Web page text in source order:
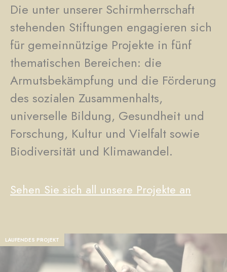
Die unter unserer Schirmherrschaft
stehenden Stiftungen engagieren sich
für gemeinnützige Projekte in fünf
thematischen Bereichen: die
Armutsbekämpfung und die Förderung
des sozialen Zusammenhalts,
universelle Bildung, Gesundheit und
Forschung, Kultur und Vielfalt sowie
Biodiversität und Klimawandel.
Sehen Sie sich all unsere Projekte an
LAUFENDES PROJEKT